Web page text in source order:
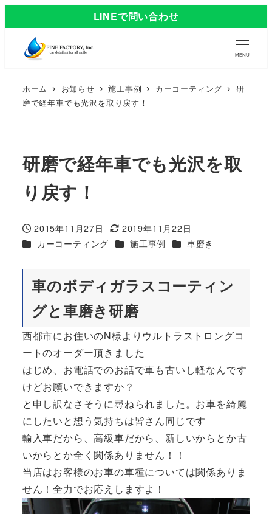
LINEで問い合わせ
MENU
ホーム お知らせ 施工事例 カーコーティング
研
磨で経年車でも光沢を取り戻す！
研磨で経年車でも光沢を取
り戻す！
投稿日
2015年11月27日
更新日
2019年11月22日
カテゴリー
カーコーティング カテゴリー
施工事例 カテゴリー
車磨き
車のボディガラスコーティン
グと車磨き研磨
西都市にお住いのN様よりウルトラストロングコ
ートのオーダー頂きました
はじめ、お電話でのお話で車も古いし軽なんです
けどお願いできますか？
と申し訳なさそうに尋ねられました。お車を綺麗
にしたいと想う気持ちは皆さん同じです
輸入車だから、高級車だから、新しいからとか古
いからとか全く関係ありません！！
当店はお客様のお車の車種については関係ありま
せん！全力でお応えしますよ！